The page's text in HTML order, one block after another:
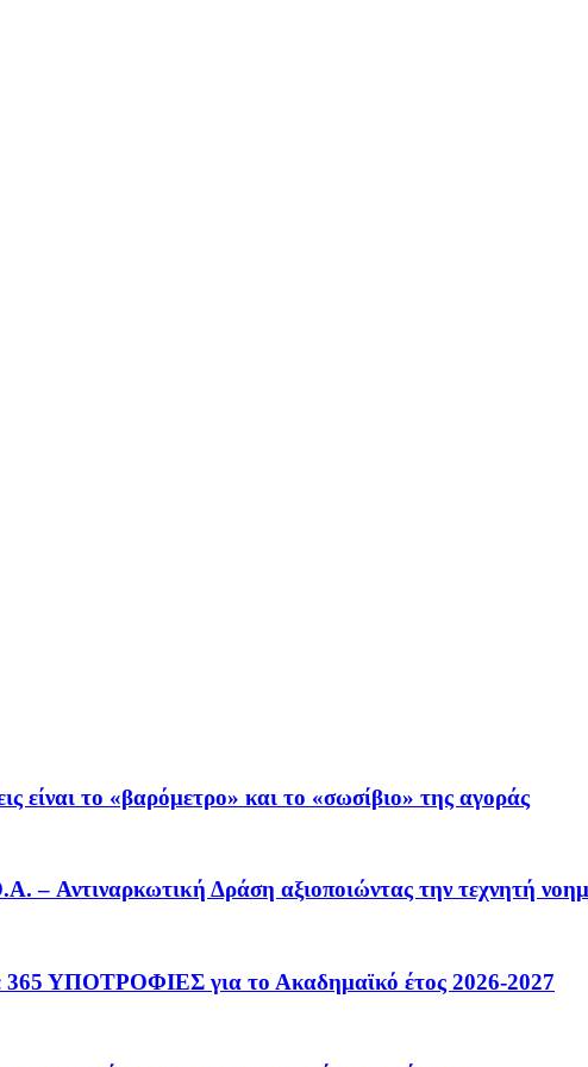
το «βαρόμετρο» και το «σωσίβιο» της αγοράς
– Αντιναρκωτική Δράση αξιοποιώντας την τεχνητή
για το Ακαδημαϊκό έτος 2026-2027